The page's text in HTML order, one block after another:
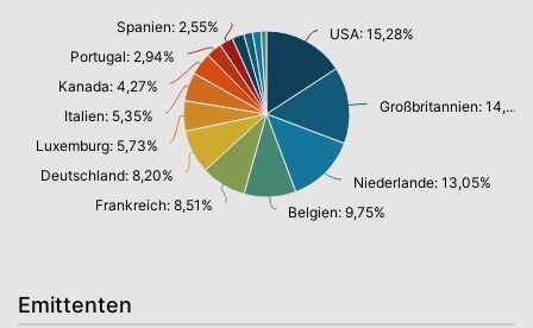
USA: 15,28%
Großbritannien: 14,43%
Niederlande: 13,05%
Belgien: 9,75%
Frankreich: 8,51%
Deutschland: 8,20%
Luxemburg: 5,73%
Italien: 5,35%
Kanada: 4,27%
Portugal: 2,94%
Spanien: 2,55%
Emittenten